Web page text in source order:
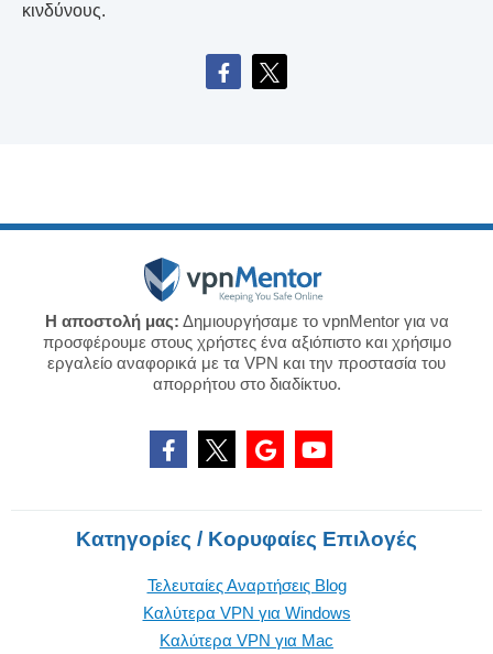
κινδύνους.
Η αποστολή μας: Δημιουργήσαμε το vpnMentor για να
προσφέρουμε στους χρήστες ένα αξιόπιστο και χρήσιμο
εργαλείο αναφορικά με τα VPN και την προστασία του
απορρήτου στο διαδίκτυο.
Κατηγορίες / Κορυφαίες Επιλογές
Τελευταίες Αναρτήσεις Blog
Καλύτερα VPN για Windows
Καλύτερα VPN για Mac